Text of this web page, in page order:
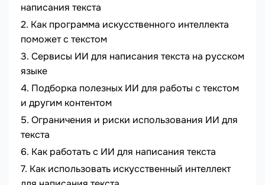
написания текста
Как программа искусственного интеллекта
поможет с текстом
Сервисы ИИ для написания текста на русском
языке
Подборка полезных ИИ для работы с текстом
и другим контентом
Ограничения и риски использования ИИ для
текста
Как работать с ИИ для написания текста
Как использовать искусственный интеллект